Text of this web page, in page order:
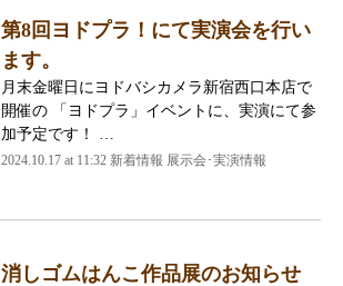
第8回ヨドプラ！にて実演会を行い
ます。
月末金曜日にヨドバシカメラ新宿西口本店で
開催の 「ヨドプラ」イベントに、実演にて参
加予定です！ …
2024.10.17 at 11:32 新着情報 展示会･実演情報
消しゴムはんこ作品展のお知らせ